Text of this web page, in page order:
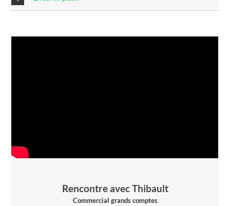
Rencontre avec Thibault
Commercial grands comptes